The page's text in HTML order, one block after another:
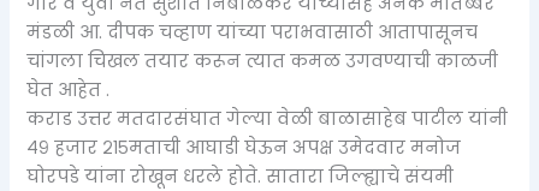
मंडळी आ. दीपक चव्हाण यांच्या पराभवासाठी आतापासूनच
चांगला चिखल तयार करून त्यात कमळ उगवण्याची काळजी
घेत आहेत .
कराड उत्तर मतदारसंघात गेल्या वेळी बाळासाहेब पाटील यांनी
४९ हजार २१५मताची आघाडी घेऊन अपक्ष उमेदवार मनोज
घोरपडे यांना रोखून धरले होते. सातारा जिल्ह्याचे संयमी